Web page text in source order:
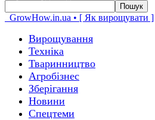
GrowHow.in.ua • [ Як вирощувати ]
Вирощування
Техніка
Тваринництво
Агробізнес
Зберігання
Новини
Спецтеми